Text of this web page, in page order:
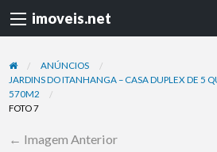
imoveis.net
ANÚNCIOS
JARDINS DO ITANHANGA – CASA DUPLEX DE 5
570M2
FOTO 7
← Imagem Anterior